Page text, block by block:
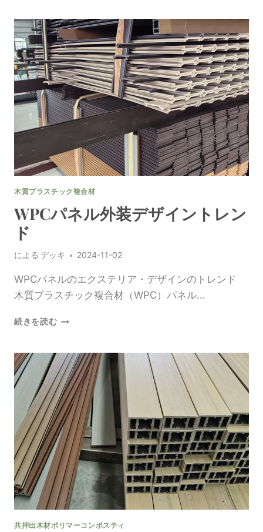
ア
ピ
ー
ル
の
た
め
の
WPC
パ
ル
外
ソ
リ
ュ
ョ
木質プラスチック複合材
WPCパネル外装デザイントレン
ド
による デッキ 2024-11-02
WPCパネルのエクステリア・デザインのトレンド
木質プラスチック複合材（WPC）パネル...
続きを読むWPC
ル
外
装
デ
ザ
イ
ン
ト
レ
ン
ド
共押出木材ポリマーコンポスティ